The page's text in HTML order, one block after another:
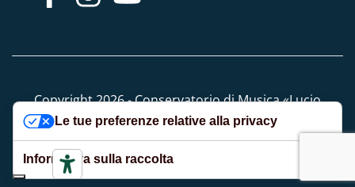
Copyright 2026 - Conservatorio di Musica «Lucio
Campiani» - Tutti i diritti riservati
Privacy e Cookie policy
Le tue preferenze relative alla privacy
Informativa sulla raccolta